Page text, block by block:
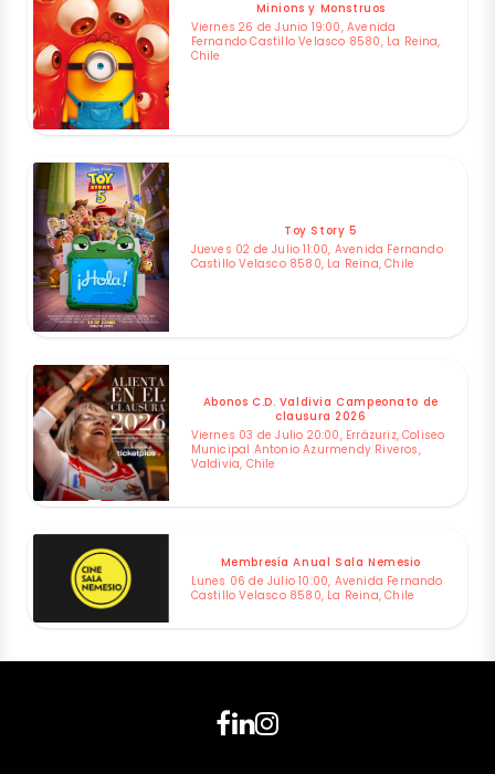
Minions y Monstruos
Viernes 26 de Junio 19:00, Avenida
Fernando Castillo Velasco 8580, La Reina,
Chile
Toy Story 5
Jueves 02 de Julio 11:00, Avenida Fernando
Castillo Velasco 8580, La Reina, Chile
Abonos C.D. Valdivia Campeonato de
clausura 2026
Viernes 03 de Julio 20:00, Errázuriz, Coliseo
Municipal Antonio Azurmendy Riveros,
Valdivia, Chile
Membresía Anual Sala Nemesio
Lunes 06 de Julio 10:00, Avenida Fernando
Castillo Velasco 8580, La Reina, Chile